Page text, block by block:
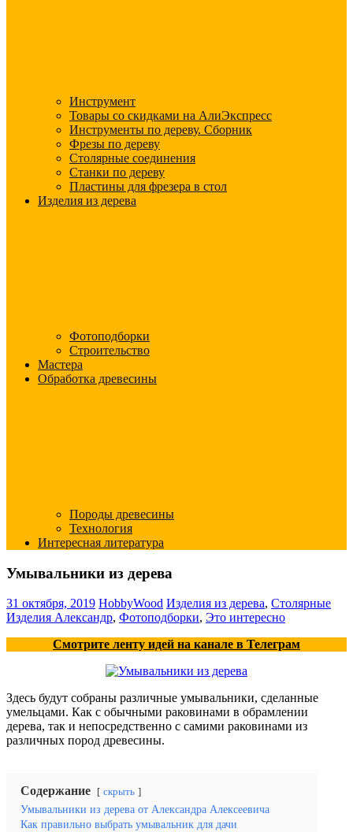
Инструмент
Товары со скидками на АлиЭкспресс
Инструменты по дереву. Сборник
Фрезы по дереву
Столярные соединения
Станки по дереву
Пластины для фрезера в стол
Изделия из дерева
Фотоподборки
Строительство
Мастера
Обработка древесины
Породы древесины
Технология
Интересная литература
Умывальники из дерева
31 октября, 2019 HobbyWood Изделия из дерева, Столярные
Изделия Александр, Фотоподборки, Это интересно
Смотрите ленту идей на канале в Телеграм
Здесь будут собраны различные умывальники, сделанные
умельцами. Как с обычными раковинами в обрамлении
дерева, так и непосредственно с самими раковинами из
различных пород древесины.
Содержание скрыть
Умывальники из дерева от Александра Алексеевича
Как правильно выбрать умывальник для дачи